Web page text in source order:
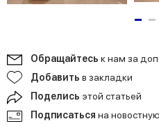
Обращайтесь к нам за
Добавить в закладки
Поделись этой статьей
Подписаться на